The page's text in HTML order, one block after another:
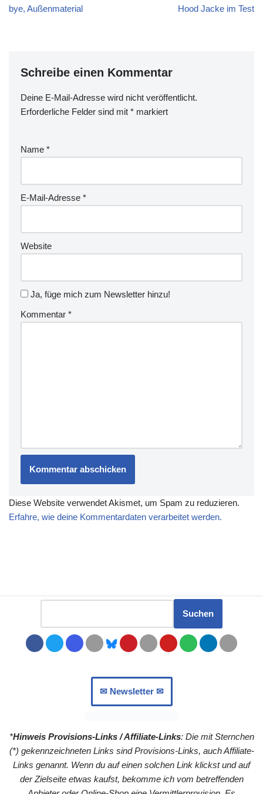
bye, Außenmaterial
Hood Jacke im Test
Schreibe einen Kommentar
Deine E-Mail-Adresse wird nicht veröffentlicht.
Erforderliche Felder sind mit * markiert
Name *
E-Mail-Adresse *
Website
Ja, füge mich zum Newsletter hinzu!
Kommentar *
Diese Website verwendet Akismet, um Spam zu reduzieren.
Erfahre, wie deine Kommentardaten verarbeitet werden.
Suchen
✉︎ Newsletter ✉︎
*Hinweis Provisions-Links / Affiliate-Links: Die mit Sternchen
(*) gekennzeichneten Links sind Provisions-Links, auch Affiliate-
Links genannt. Wenn du auf einen solchen Link klickst und auf
der Zielseite etwas kaufst, bekomme ich vom betreffenden